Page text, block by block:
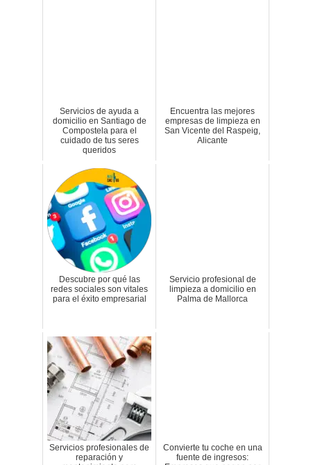
Servicios de ayuda a
domicilio en Santiago de
Compostela para el
cuidado de tus seres
queridos
Encuentra las mejores
empresas de limpieza en
San Vicente del Raspeig,
Alicante
Descubre por qué las
redes sociales son vitales
para el éxito empresarial
Servicio profesional de
limpieza a domicilio en
Palma de Mallorca
Servicios profesionales de
reparación y
Convierte tu coche en una
fuente de ingresos: